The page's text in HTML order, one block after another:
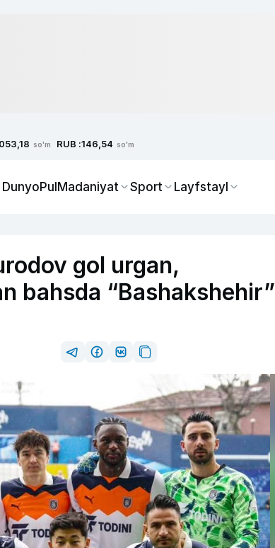
so'm RUB :146,54 so'm
DunyoPulMadaniyat Sport Layfstayl
gol urgan,
bahsda “Bashakshehir”